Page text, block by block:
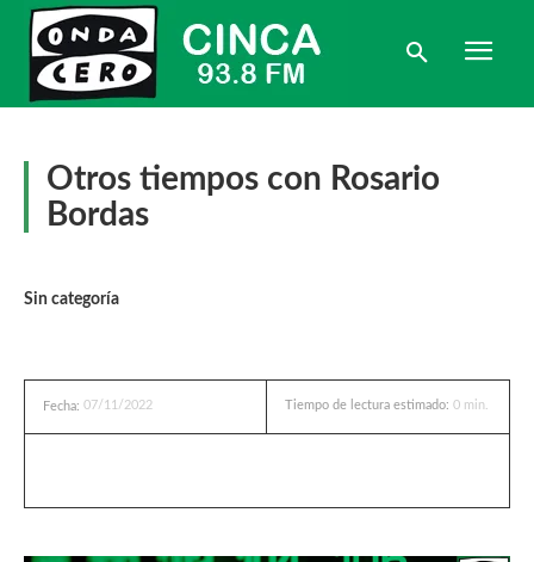
Otros tiempos con Rosario
Bordas
Sin categoría
Fecha: 07/11/2022 Tiempo de lectura estimado: 0 min.